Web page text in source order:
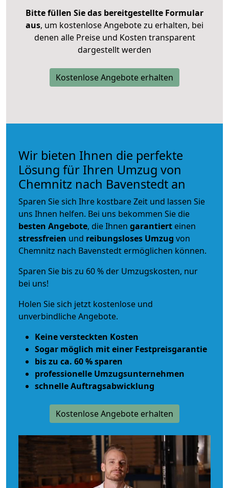
Bitte füllen Sie das bereitgestellte Formular
aus, um kostenlose Angebote zu erhalten, bei
denen alle Preise und Kosten transparent
dargestellt werden
Kostenlose Angebote erhalten
Wir bieten Ihnen die perfekte
Lösung für Ihren Umzug von
Chemnitz nach Bavenstedt an
Sparen Sie sich Ihre kostbare Zeit und lassen Sie
uns Ihnen helfen. Bei uns bekommen Sie die
besten Angebote, die Ihnen garantiert einen
stressfreien und reibungsloses Umzug von
Chemnitz nach Bavenstedt ermöglichen können.
Sparen Sie bis zu 60 % der Umzugskosten, nur
bei uns!
Holen Sie sich jetzt kostenlose und
unverbindliche Angebote.
Keine versteckten Kosten
Sogar möglich mit einer Festpreisgarantie
bis zu ca. 60 % sparen
professionelle Umzugsunternehmen
schnelle Auftragsabwicklung
Kostenlose Angebote erhalten